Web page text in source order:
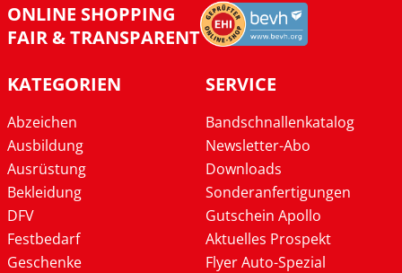
ONLINE SHOPPING
FAIR & TRANSPARENT
KATEGORIEN
Abzeichen
Ausbildung
Ausrüstung
Bekleidung
DFV
Festbedarf
Geschenke
SERVICE
Bandschnallenkatalog
Newsletter-Abo
Downloads
Sonderanfertigungen
Gutschein Apollo
Aktuelles Prospekt
Flyer Auto-Spezial